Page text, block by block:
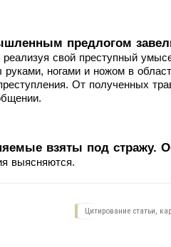
предлогом
свой преступный
ногами и ножом в
От полученных
взяты под стражу.
выясняются.
Цитирование статьи,